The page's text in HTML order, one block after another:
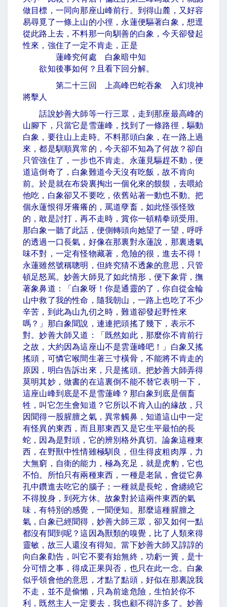
做目標，一同向那座山峰前行。到得山麓，又好容
易尋覓了一條上山的小徑，永蓮便驅著白象，想逕
從此路上去，不料那一向馴善的白象，今天卻發起
性來，強住了一定不肯走，正是
蓮峰究何處 白象暗中知
欲知後事如何？且看下回分解。
第二十三回 上高峰巴蛇吞象 入幻境神
將擊人
話說妙善大師等一行三眾，走到那座最高峰的
山腳下，只當它是雪蓮峰，找到了一條路徑，驅動
白象，要往山上走時。不料那頭白象，在一路上過
來，都是馴順異常的，今天卻不知為了何故？卻自
只管強住了，一步也不肯走。永蓮見驅趕不動，便
道這倒奇了，白象難道今天沒有吃飯，故不肯向
前。於是就在布袋裏掏出一個化來的饃饃，去喂給
他吃，白象卻又不要吃，依舊站著一動也不動。把
個永蓮恨得牙癢癢的，罵道孽畜，如此怪張怪致
的，敢是討打，再不走時，賞你一頓精拳頭受用。
那白象一聽了此話，便側轉頭向她望了一望，呼呼
的透過一口長氣，好像在那裏對永蓮說，那裏邊氣
味不對，一定有怪物藏著，危險的很，進去不得！
永蓮雖然號稱聰明，但終究猜不透象的意思，只管
頓足怒駡。妙善大師見了如此情形，便下象背，撫
著象鼻道：「白象呀！你是通靈的了，你自從金輪
山中救了我的性命，隨我朝山，一路上也吃了不少
辛苦，到此為山九仞之時，難道卻發起野性來
嗎？」那白象聞說，連連把頭搖了幾下，表示不
對。妙善大師又道：「既然如此，那麼你不肯前行
之故，大約因為這座山不是雲蓮峰吧！」白象又搖
搖頭，可憐它喉間生著三寸橫骨，不能將不肯走的
原因，明白告訴出來，只是搖頭。把妙善大師弄得
莫明其妙，做書的在這裏倒不能不替它表明一下，
這座山峰到底是不是雪蓮峰？那白象到底是個畜
牲，叫它怎生會知道？它所以不肯入山的緣故，只
因聞得一股腥膻之氣，異常觸鼻，知道這山中一定
有怪異的東西，而且那東西又是它生平最怕的長
蛇，因為是對頭，它的辨別格外真切。論象這種東
西，在野獸中性情雖極馴良，但生得皮粗肉厚，力
大無窮，自衛的能力，極為充足，就是虎豹，它也
不怕。所怕只有兩種東西，一種是老鼠，會從它鼻
孔中鑽進去吃它的腦子；一種就是長蛇，會纏繞它
不得脫身，到死方休。故象對於這兩件東西的氣
味，有特別的感覺，一聞便知。那麼這種腥膻之
氣，白象已經聞得，妙善大師三眾，卻又如何一點
都沒有聞到呢？這因為獸類的嗅覺，比了人類來得
靈敏，故三人還沒有得知。當下妙善大師又諄諄的
向白象勸告，叫它不要有始無終，功虧一簣，是十
分可惜之事，得成正果與否，也只在此一念。白象
似乎領會他的意思，才點了點頭，好似在那裏說我
不走，並不是偷懶，只為前途危險，生怕於你不
利，既然主人一定要去，我也顧不得許多了。妙善